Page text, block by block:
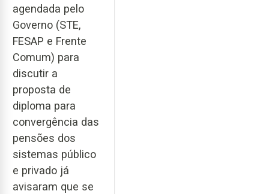
agendada pelo
Governo (STE,
FESAP e Frente
Comum) para
discutir a
proposta de
diploma para
convergência das
pensões dos
sistemas público
e privado já
avisaram que se